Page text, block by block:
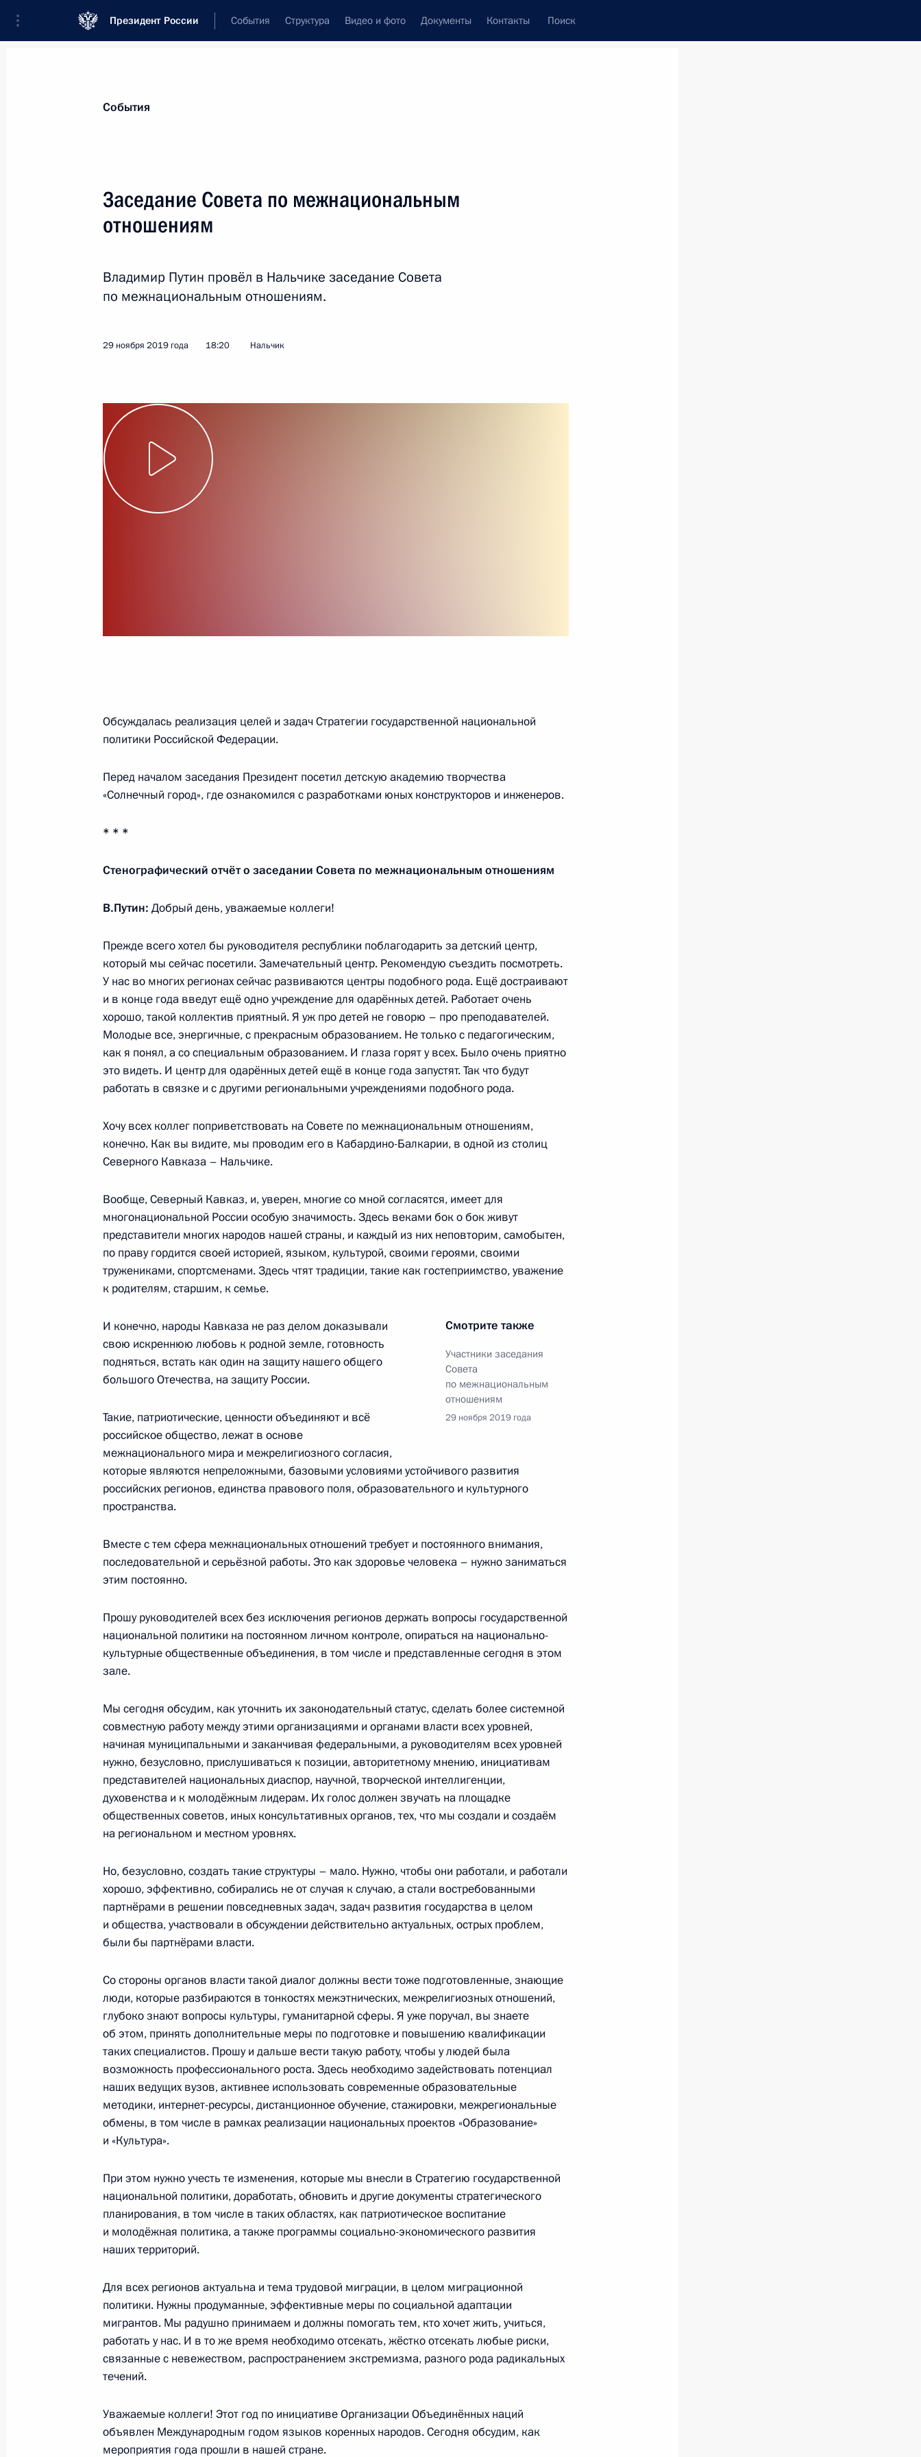
Президент России События Структура Видео и фото Документы Контакты Поиск
28 сентября 2021 года, 17:00
Рабочая поездка Владимира Мединского в Грецию
2 июля 2021 года, 17:00
В Севастополе открыт памятник павшим в годы Гражданской
войны
Владимир Мединский принял участие в церемонии открытия
закладного камня на месте будущего монумента жертвам
Кронштадтского восстания
15 марта 2021 года, 17:00
Открытие памятника Петру Котляревскому
28 ноября 2020 года, 12:20
Владимир Мединский принял участие в работе форума «История
5 октября 2020 года, 19:00
Открытие памятника Александру Суворову
26 сентября 2020 года, 18:00
В Тверской области завершилась поисковая экспедиция «Ржев.
17 сентября 2020 года, 13:00
Заседание Совета по межнациональным отношениям
Встреча с Министром культуры Владимиром Мединским
20 ноября 2019 года, 18:40
Встреча с Министром культуры Владимиром Мединским
26 июля 2019 года, 12:00
Заседание оргкомитета «Победа»
12 декабря 2018 года, 14:45
Встреча с главой Минкультуры Владимиром Мединским
7 ноября 2018 года, 15:05
Совещание с членами Правительства
16 января 2018 года, 16:40
Встреча с Министром культуры Владимиром Мединским
13 ноября 2017 года, 12:25
Совещание с членами Правительства
26 апреля 2017 года, 14:00
Заседание оргкомитета «Победа»
20 апреля 2017 года, 14:30
17 февраля 2017 года, 14:25
Встреча с военнослужащими Военно-Морского Флота
26 июля 2026 года
События
Заседание Совета по межнациональным
отношениям
Владимир Путин провёл в Нальчике заседание Совета
по межнациональным отношениям.
29 ноября 2019 года 18:20 Нальчик
Обсуждалась реализация целей и задач Стратегии государственной национальной
политики Российской Федерации.
Перед началом заседания Президент посетил детскую академию творчества
«Солнечный город», где ознакомился с разработками юных конструкторов и инженеров.
* * *
Стенографический отчёт о заседании Совета по межнациональным отношениям
В.Путин: Добрый день, уважаемые коллеги!
Прежде всего хотел бы руководителя республики поблагодарить за детский центр,
который мы сейчас посетили. Замечательный центр. Рекомендую съездить посмотреть.
У нас во многих регионах сейчас развиваются центры подобного рода. Ещё достраивают
и в конце года введут ещё одно учреждение для одарённых детей. Работает очень
хорошо, такой коллектив приятный. Я уж про детей не говорю – про преподавателей.
Молодые все, энергичные, с прекрасным образованием. Не только с педагогическим,
как я понял, а со специальным образованием. И глаза горят у всех. Было очень приятно
это видеть. И центр для одарённых детей ещё в конце года запустят. Так что будут
работать в связке и с другими региональными учреждениями подобного рода.
Хочу всех коллег поприветствовать на Совете по межнациональным отношениям,
конечно. Как вы видите, мы проводим его в Кабардино-Балкарии, в одной из столиц
Северного Кавказа – Нальчике.
Вообще, Северный Кавказ, и, уверен, многие со мной согласятся, имеет для
многонациональной России особую значимость. Здесь веками бок о бок живут
представители многих народов нашей страны, и каждый из них неповторим, самобытен,
по праву гордится своей историей, языком, культурой, своими героями, своими
тружениками, спортсменами. Здесь чтят традиции, такие как гостеприимство, уважение
к родителям, старшим, к семье.
Смотрите также
Участники заседания
Совета
по межнациональным
отношениям
29 ноября 2019 года
И конечно, народы Кавказа не раз делом доказывали
свою искреннюю любовь к родной земле, готовность
подняться, встать как один на защиту нашего общего
большого Отечества, на защиту России.
Такие, патриотические, ценности объединяют и всё
российское общество, лежат в основе
межнационального мира и межрелигиозного согласия,
которые являются непреложными, базовыми условиями устойчивого развития
российских регионов, единства правового поля, образовательного и культурного
пространства.
Вместе с тем сфера межнациональных отношений требует и постоянного внимания,
последовательной и серьёзной работы. Это как здоровье человека – нужно заниматься
этим постоянно.
Прошу руководителей всех без исключения регионов держать вопросы государственной
национальной политики на постоянном личном контроле, опираться на национально-
культурные общественные объединения, в том числе и представленные сегодня в этом
зале.
Мы сегодня обсудим, как уточнить их законодательный статус, сделать более системной
совместную работу между этими организациями и органами власти всех уровней,
начиная муниципальными и заканчивая федеральными, а руководителям всех уровней
нужно, безусловно, прислушиваться к позиции, авторитетному мнению, инициативам
представителей национальных диаспор, научной, творческой интеллигенции,
духовенства и к молодёжным лидерам. Их голос должен звучать на площадке
общественных советов, иных консультативных органов, тех, что мы создали и создаём
на региональном и местном уровнях.
Но, безусловно, создать такие структуры – мало. Нужно, чтобы они работали, и работали
хорошо, эффективно, собирались не от случая к случаю, а стали востребованными
партнёрами в решении повседневных задач, задач развития государства в целом
и общества, участвовали в обсуждении действительно актуальных, острых проблем,
были бы партнёрами власти.
Со стороны органов власти такой диалог должны вести тоже подготовленные, знающие
люди, которые разбираются в тонкостях межэтнических, межрелигиозных отношений,
глубоко знают вопросы культуры, гуманитарной сферы. Я уже поручал, вы знаете
об этом, принять дополнительные меры по подготовке и повышению квалификации
таких специалистов. Прошу и дальше вести такую работу, чтобы у людей была
возможность профессионального роста. Здесь необходимо задействовать потенциал
наших ведущих вузов, активнее использовать современные образовательные
методики, интернет-ресурсы, дистанционное обучение, стажировки, межрегиональные
обмены, в том числе в рамках реализации национальных проектов «Образование»
и «Культура».
При этом нужно учесть те изменения, которые мы внесли в Стратегию государственной
национальной политики, доработать, обновить и другие документы стратегического
планирования, в том числе в таких областях, как патриотическое воспитание
и молодёжная политика, а также программы социально-экономического развития
наших территорий.
Для всех регионов актуальна и тема трудовой миграции, в целом миграционной
политики. Нужны продуманные, эффективные меры по социальной адаптации
мигрантов. Мы радушно принимаем и должны помогать тем, кто хочет жить, учиться,
работать у нас. И в то же время необходимо отсекать, жёстко отсекать любые риски,
связанные с невежеством, распространением экстремизма, разного рода радикальных
течений.
Уважаемые коллеги! Этот год по инициативе Организации Объединённых наций
объявлен Международным годом языков коренных народов. Сегодня обсудим, как
мероприятия года прошли в нашей стране.